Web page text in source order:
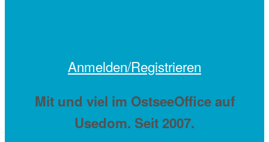
Anmelden/Registrieren
Mit und viel im OstseeOffice auf
Usedom. Seit 2007.